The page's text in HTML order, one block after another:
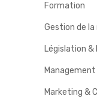
Formation
Gestion de
Législation &
Management
Marketing &